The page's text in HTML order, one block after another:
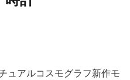
ュアルコスモグラフ新作モ